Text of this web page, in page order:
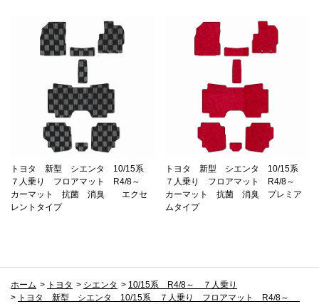
トヨタ 新型 シエンタ 10/15系
７人乗り フロアマット R4/8～
カーマット 抗菌 消臭 エクセ
レントタイプ
トヨタ 新型 シエンタ 10/15系
７人乗り フロアマット R4/8～
カーマット 抗菌 消臭 プレミア
ムタイプ
ホーム > トヨタ > シエンタ > 10/15系 R4/8～ ７人乗り
> トヨタ 新型 シエンタ 10/15系 ７人乗り フロアマット R4/8～